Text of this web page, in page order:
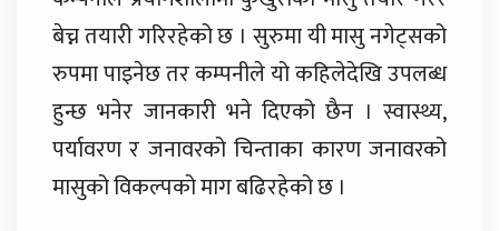
बेच्न तयारी गरिरहेको छ । सुरुमा यी मासु नगेट्सको
रुपमा पाइनेछ तर कम्पनीले यो कहिलेदेखि उपलब्ध
हुन्छ भनेर जानकारी भने दिएको छैन । स्वास्थ्य,
पर्यावरण र जनावरको चिन्ताका कारण जनावरको
मासुको विकल्पको माग बढिरहेको छ ।